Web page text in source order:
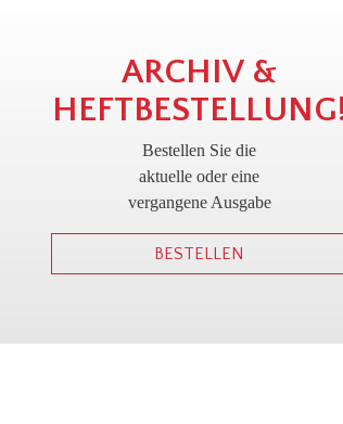
!
ARCHIV &
Bestellen Sie die
aktuelle oder eine
vergangene Ausgabe
BESTELLEN